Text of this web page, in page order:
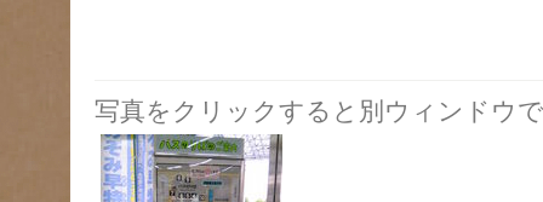
写真をクリックすると別ウィンドウ